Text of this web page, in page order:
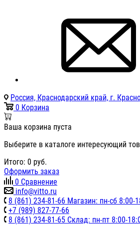
Россия, Краснодарский край, г.
0 Корзина
Ваша корзина пуста
Выберите в каталоге интересующий
Итого: 0 руб.
Оформить заказ
0 Сравнение
info@vitto.ru
8 (861) 234-81-66 Магазин: пн-сб 8:00-
+7 (989) 827-77-66
8 (861) 234-81-65 Склад: пн-пт 8:00-